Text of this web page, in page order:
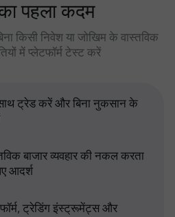
पहला कदम
किसी निवेश या जोखिम के वास्तविक
में प्लेटफॉर्म टेस्ट करें
ट्रेड करें और बिना नुकसान के
बाजार व्यवहार की नकल करता
आदर्श
ट्रेडिंग इंस्ट्रूमेंट्स और